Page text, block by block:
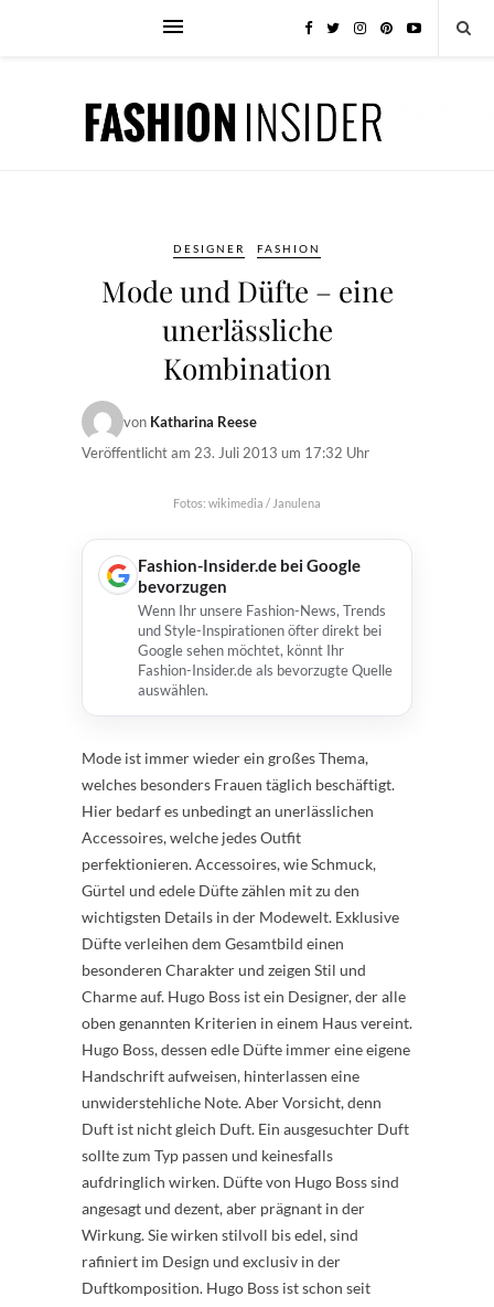
DESIGNER FASHION
Mode und Düfte – eine
unerlässliche
Kombination
von Katharina Reese
Veröffentlicht am 23. Juli 2013 um 17:32 Uhr
Fotos: wikimedia / Janulena
Fashion-Insider.de bei Google
bevorzugen
Wenn Ihr unsere Fashion-News, Trends
und Style-Inspirationen öfter direkt bei
Google sehen möchtet, könnt Ihr
Fashion-Insider.de als bevorzugte Quelle
auswählen.
Mode ist immer wieder ein großes Thema,
welches besonders Frauen täglich beschäftigt.
Hier bedarf es unbedingt an unerlässlichen
Accessoires, welche jedes Outfit
perfektionieren. Accessoires, wie Schmuck,
Gürtel und edele Düfte zählen mit zu den
wichtigsten Details in der Modewelt. Exklusive
Düfte verleihen dem Gesamtbild einen
besonderen Charakter und zeigen Stil und
Charme auf. Hugo Boss ist ein Designer, der alle
oben genannten Kriterien in einem Haus vereint.
Hugo Boss, dessen edle Düfte immer eine eigene
Handschrift aufweisen, hinterlassen eine
unwiderstehliche Note. Aber Vorsicht, denn
Duft ist nicht gleich Duft. Ein ausgesuchter Duft
sollte zum Typ passen und keinesfalls
aufdringlich wirken. Düfte von Hugo Boss sind
angesagt und dezent, aber prägnant in der
Wirkung. Sie wirken stilvoll bis edel, sind
rafiniert im Design und exclusiv in der
Duftkomposition. Hugo Boss ist schon seit